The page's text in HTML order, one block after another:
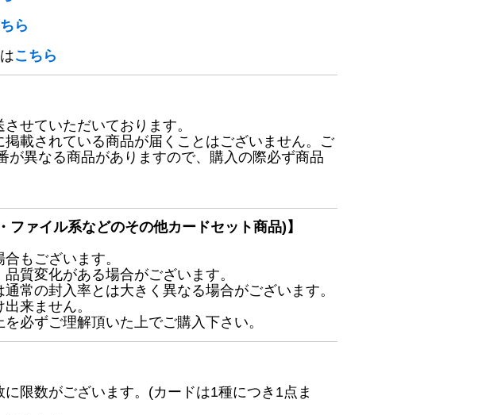
ら
こちら
せていただいております。
載されている商品が届くことはございません。ご
が異なる商品がありますので、購入の際必ず商品
ファイル系などのその他カードセット商品)】
もございます。
質変化がある場合がございます。
常の封入率とは大きく異なる場合がございます。
来ません。
必ずご理解頂いた上でご購入下さい。
限数がございます。(カードは1種につき1点ま